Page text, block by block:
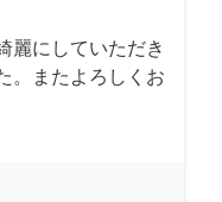
麗にしていただき
。またよろしくお